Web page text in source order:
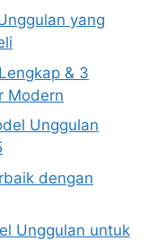
yang
& 3
Modern
Unggulan
dengan
Unggulan untuk